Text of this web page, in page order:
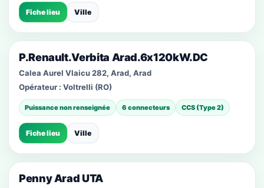
Fiche lieu Ville
P.Renault.Verbita Arad.6x120kW.DC
Calea Aurel Vlaicu 282, Arad, Arad
Opérateur : Voltrelli (RO)
Puissance non renseignée 6 connecteurs CCS (Type 2)
Fiche lieu Ville
Penny Arad UTA